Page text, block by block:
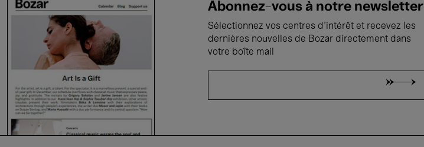
Abonnez-vous à notre newsletter
Sélectionnez vos centres d'intérêt et recevez les
dernières nouvelles de Bozar directement dans
votre boîte mail